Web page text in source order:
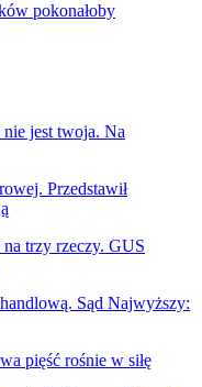
pokonałoby
nie jest twoja. Na
Przedstawił
trzy rzeczy. GUS
Sąd Najwyższy:
pięść rośnie w siłę